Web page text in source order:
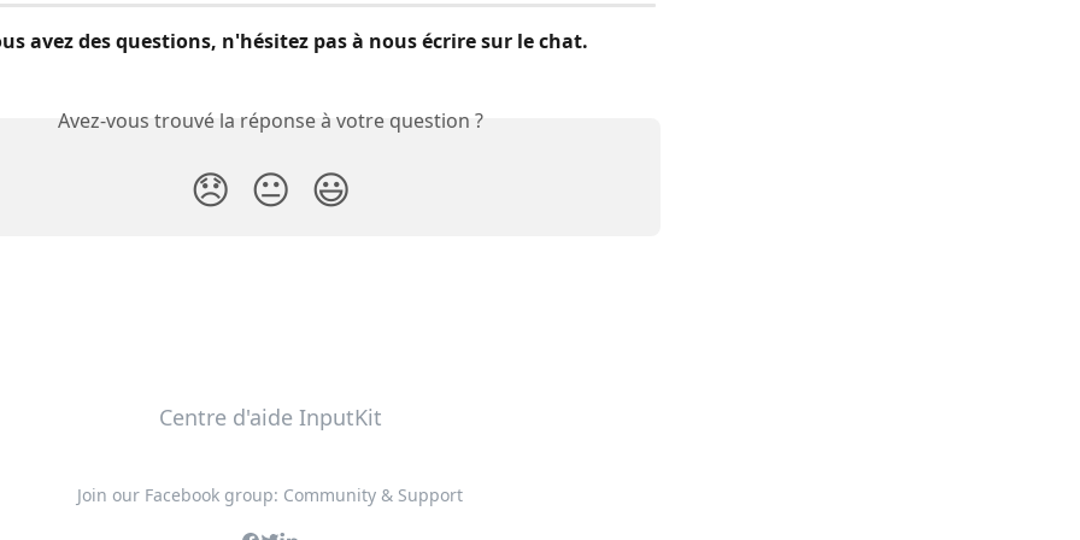
avez des questions, n'hésitez pas à nous écrire sur le chat.
Avez-vous trouvé la réponse à votre question ?
😞 😐 😃
Centre d'aide InputKit
Join our Facebook group: Community & Support